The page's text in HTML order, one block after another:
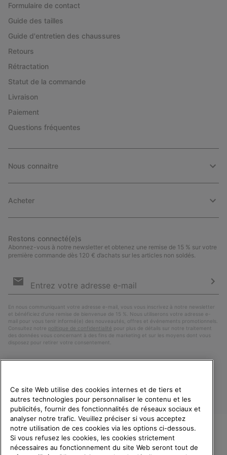
Formulaire de contact
Guide des tailles
Guide d'entretien des chaussures
Retours
Rétractation
Statut de la commande
Livraison
Paiement
Questions fréquentes
Nous connaitre
Acheter
Restons connecté(e)s
Abonnez-vous à notre newsletter et obtenez une remise de 15 % sur votre
première commande dès 120 € d’achats sur les articles non soldés.
par
En nous communiquant votre adresse e-mail, vous vous inscrivez à notre newsletter
et bénéficiez d’une remise de bienvenue de 15 %. Nous utiliserons votre adresse e-
mail pour vous tenir informé(e) des nouveautés, offres et événements promotionnels.
Consultez notre politique de confidentialité pour plus de détails sur notre traitement
des données vous concernant à des fins de marketing et sur les moyens dont vous
disposez pour retirer votre consentement.
France
BIENVENUE CHEZ SOREL.
Ce site Web utilise des cookies internes et de tiers et
autres technologies pour personnaliser le contenu et les
publicités, fournir des fonctionnalités de réseaux sociaux et
analyser notre trafic. Veuillez préciser si vous acceptez
notre utilisation de ces cookies via les options ci-dessous.
Si vous refusez les cookies, les cookies strictement
nécessaires au fonctionnement du site Web seront tout de